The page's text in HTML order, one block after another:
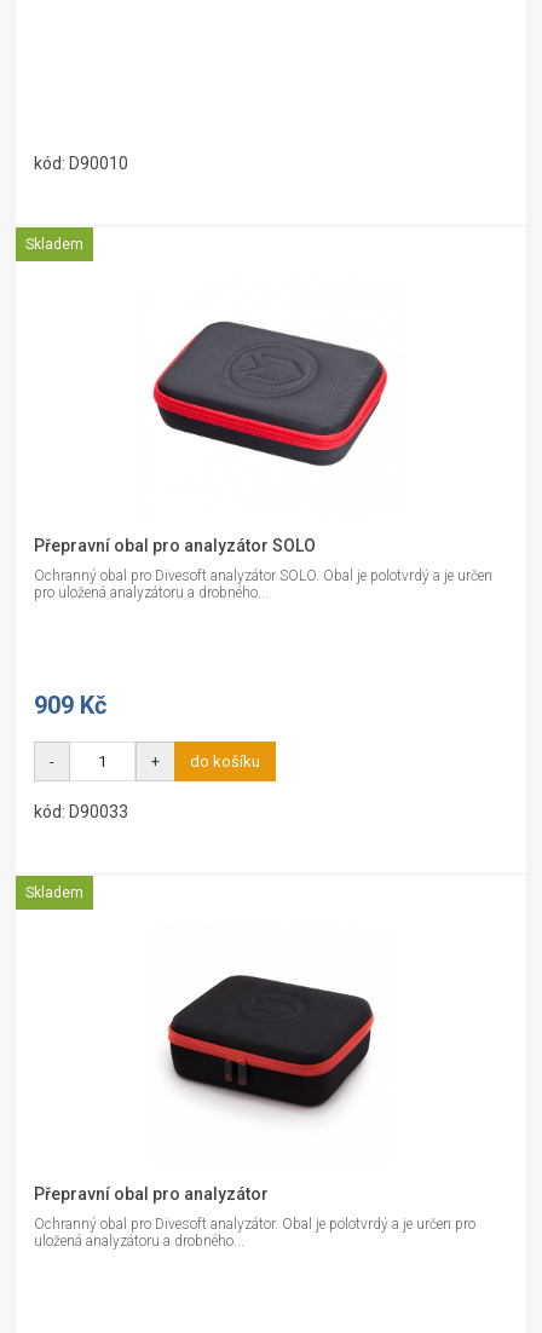
kód: D90010
Skladem
Přepravní obal pro analyzátor SOLO
Ochranný obal pro Divesoft analyzátor SOLO. Obal je polotvrdý a je určen
pro uložená analyzátoru a drobného...
909 Kč
- + do košíku
kód: D90033
Skladem
Přepravní obal pro analyzátor
Ochranný obal pro Divesoft analyzátor. Obal je polotvrdý a je určen pro
uložená analyzátoru a drobného...